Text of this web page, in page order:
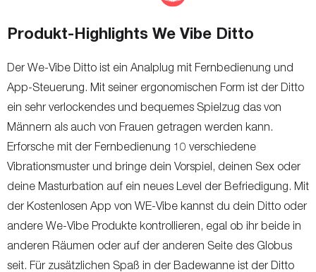
Produkt-Highlights We Vibe Ditto
Der We-Vibe Ditto ist ein Analplug mit Fernbedienung und
App-Steuerung. Mit seiner ergonomischen Form ist der Ditto
ein sehr verlockendes und bequemes Spielzug das von
Männern als auch von Frauen getragen werden kann.
Erforsche mit der Fernbedienung 10 verschiedene
Vibrationsmuster und bringe dein Vorspiel, deinen Sex oder
deine Masturbation auf ein neues Level der Befriedigung. Mit
der Kostenlosen App von WE-Vibe kannst du dein Ditto oder
andere We-Vibe Produkte kontrollieren, egal ob ihr beide in
anderen Räumen oder auf der anderen Seite des Globus
seit. Für zusätzlichen Spaß in der Badewanne ist der Ditto